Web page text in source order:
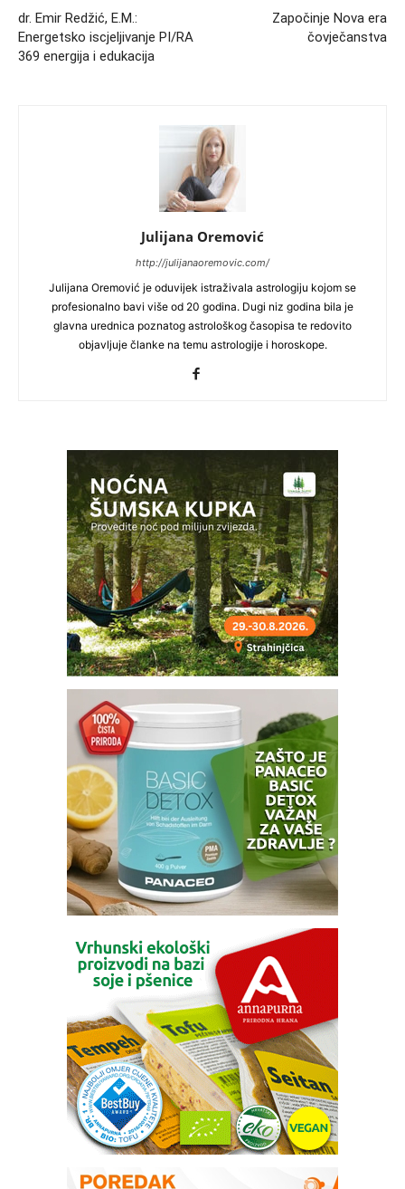
dr. Emir Redžić, E.M.:
Energetsko iscjeljivanje PI/RA
369 energija i edukacija
Započinje Nova era
čovječanstva
Julijana Oremović
http://julijanaoremovic.com/
Julijana Oremović je oduvijek istraživala astrologiju kojom se
profesionalno bavi više od 20 godina. Dugi niz godina bila je
glavna urednica poznatog astrološkog časopisa te redovito
objavljuje članke na temu astrologije i horoskope.